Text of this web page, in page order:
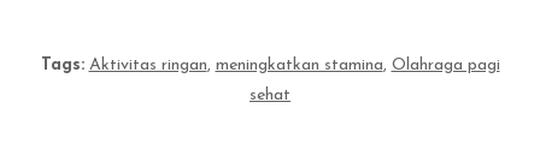
Tags: Aktivitas ringan, meningkatkan stamina, Olahraga pagi
sehat